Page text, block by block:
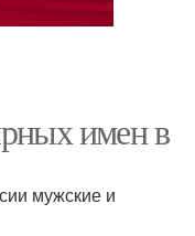
имен в
мужские и